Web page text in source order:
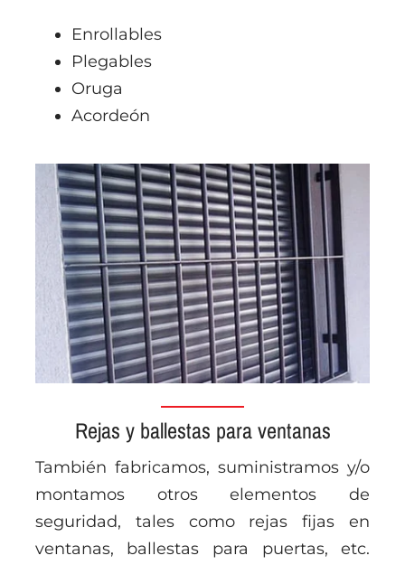
Enrollables
Plegables
Oruga
Acordeón
Rejas y ballestas para ventanas
También fabricamos, suministramos y/o
montamos otros elementos de
seguridad, tales como rejas fijas en
ventanas, ballestas para puertas, etc.